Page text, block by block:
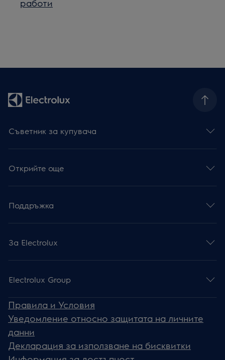
работи
Съветник за купувача
Открийте още
Поддръжка
За Electrolux
Electrolux Group
Правила и Условия
Уведомление относно защитата на личните
данни
Декларация за използване на бисквитки